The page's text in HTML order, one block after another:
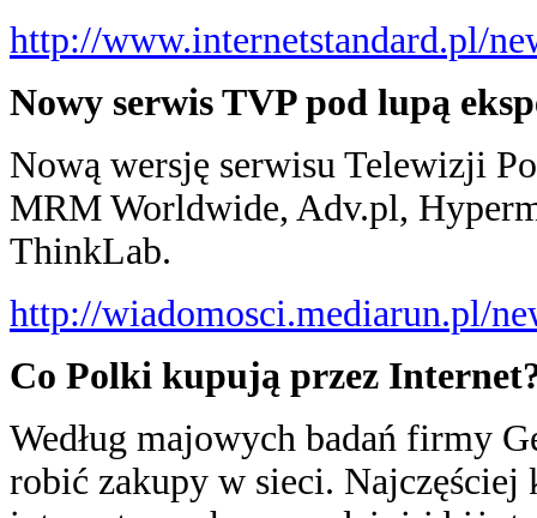
http://www.internetstandard.pl/
Nowy serwis TVP pod lupą
Nową wersję serwisu Telewizji
MRM Worldwide, Adv.pl,
ThinkLab.
http://wiadomosci.mediarun.pl/
Co Polki kupują przez
Według majowych badań firmy
robić zakupy w sieci.